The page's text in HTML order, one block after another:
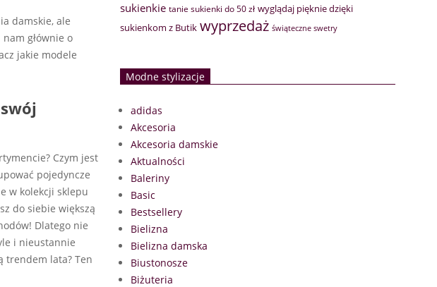
damskie, ale
głównie o
jakie modele
Czym jest
pojedyncze
w kolekcji sklepu
do siebie większą
Dlatego nie
i nieustannie
trendem lata? Ten
sukienkie tanie sukienki do 50 zł wyglądaj pięknie dzięki
sukienkom z Butik wyprzedaż świąteczne swetry
Modne stylizacje
adidas
Akcesoria
Akcesoria damskie
Aktualności
Baleriny
Basic
Bestsellery
Bielizna
Bielizna damska
Biustonosze
Biżuteria